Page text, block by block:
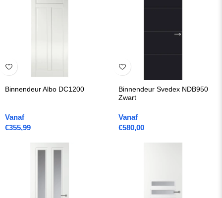
Binnendeur Albo DC1200
Vanaf
€355,99
Binnendeur Svedex NDB950
Zwart
Vanaf
€580,00